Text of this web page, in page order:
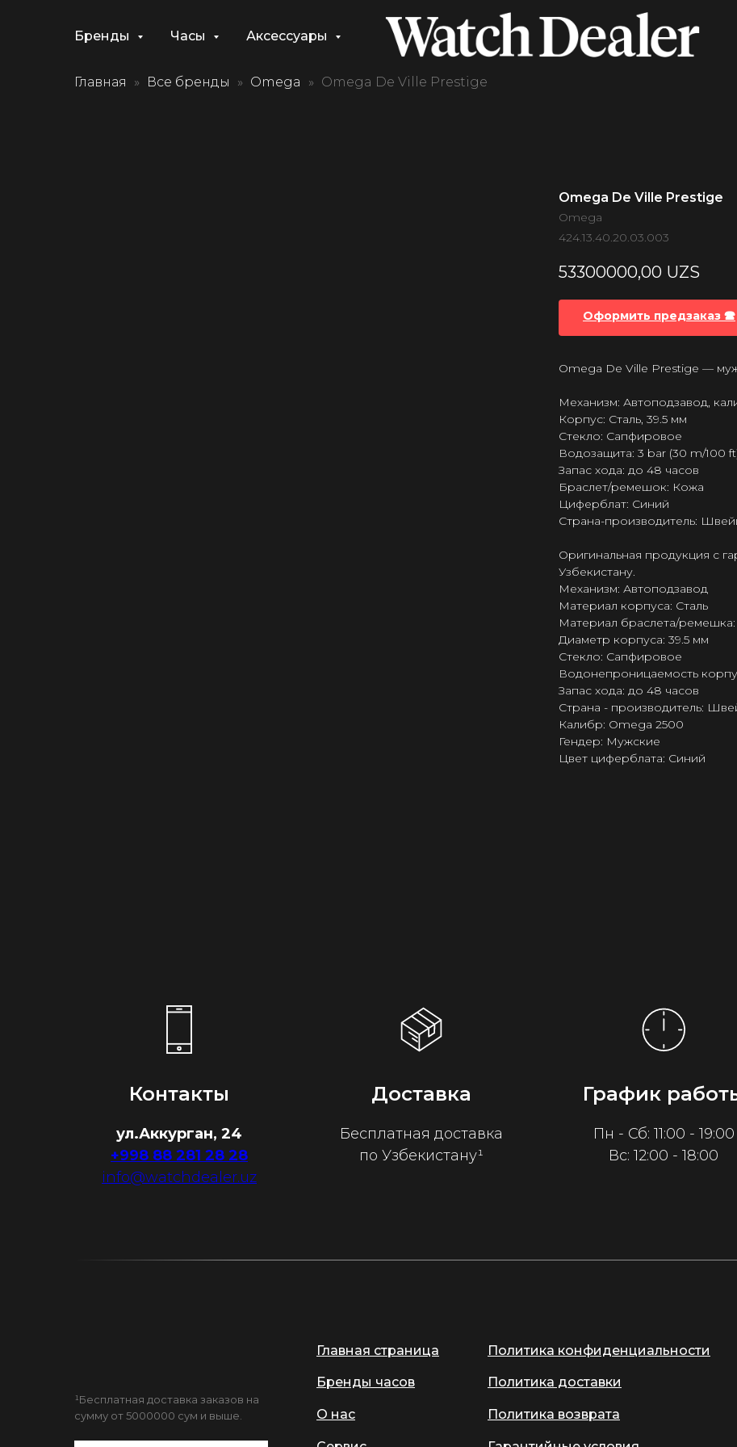
Бренды Часы Аксессуары
Главная Все бренды Omega Omega De Ville Prestige
Omega De Ville Prestige
Omega
424.13.40.20.03.003
53300000,00 UZS
Оформить предзаказ 🕿
Omega De Ville Prestige —
Механизм: Автоподзавод,
Корпус: Сталь, 39.5 мм
Стекло: Сапфировое
Водозащита: 3 bar (30 m/100
Запас хода: до 48 часов
Браслет/ремешок: Кожа
Циферблат: Синий
Страна-производитель:
Оригинальная продукция с
Узбекистану.
Механизм: Автоподзавод
Материал корпуса: Сталь
Материал браслета/
Диаметр корпуса: 39.5 мм
Стекло: Сапфировое
Водонепроницаемость
Запас хода: до 48 часов
Страна - производитель:
Калибр: Omega 2500
Гендер: Мужские
Цвет циферблата: Синий
Контакты
ул.Аккурган, 24
+998 88 281 28 28
info@watchdealer.uz
Доставка
Бесплатная доставка
по Узбекистану¹
График
Пн - Сб: 11:00 - 19:00
Вс: 12:00 - 18:00
Главная страница
Бренды часов
О нас
¹Бесплатная доставка заказов на
сумму от 5000000 сум и выше.
Политика конфиденциальности
Политика доставки
Политика возврата